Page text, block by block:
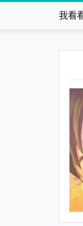
我看